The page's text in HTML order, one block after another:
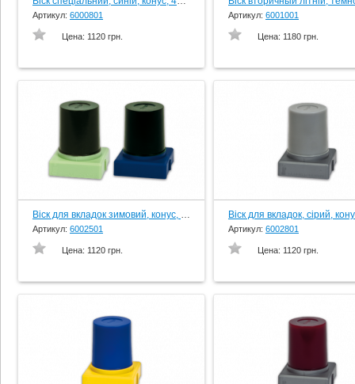
Артикул: 6000801
Цена: 1120 грн.
Артикул: 6001001
Цена: 1180 грн.
Віск для вкладок зимовий, конус, 45 гр., вир-во Schuler-Dental, Germany
Артикул: 6002501
Цена: 1120 грн.
Артикул: 6002801
Цена: 1120 грн.